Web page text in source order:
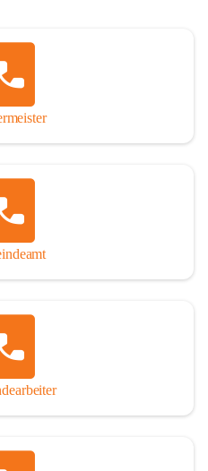
Informationen und
Dokumenten zum Gesamtbild
haben.
Werk auch zeitgerecht für das
Daher mag um Nachsicht
oder auch der eine oder
haben nach ihren
Wissen und Gewissen
System der Fußnoten verzichtet.
und notwendig erschien,
in den fließenden Text
halber ist auch von einer
Abstand genommen